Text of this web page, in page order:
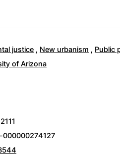
justice , New urbanism , Public
of Arizona
000000274127